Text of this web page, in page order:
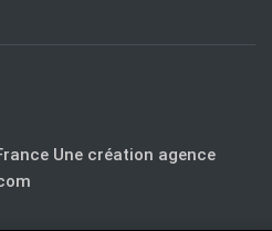
Une création agence